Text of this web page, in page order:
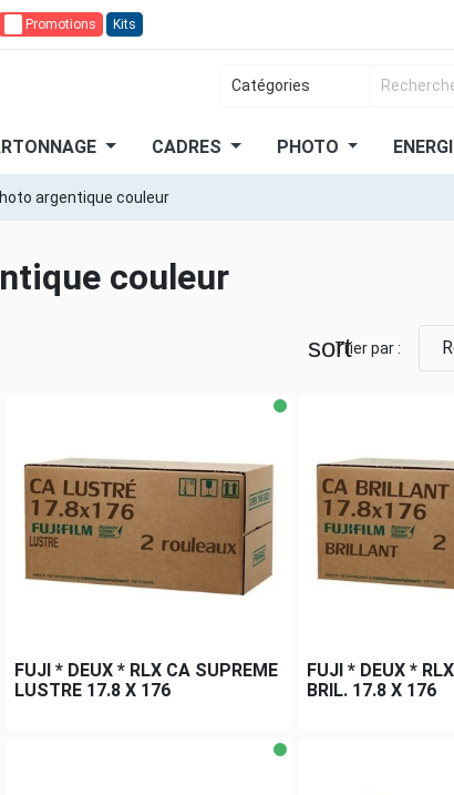
Promotions Kits
CADRES PHOTO
argentique couleur
couleur
sortTrier par :
FUJI * DEUX * RLX CA SUPREME
LUSTRE 17.8 X 176
FUJI * DEUX *
BRIL. 17.8 X 176